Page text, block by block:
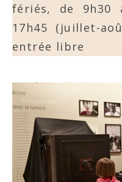
fériés, de 9h30
17h45 (juillet-
entrée libre